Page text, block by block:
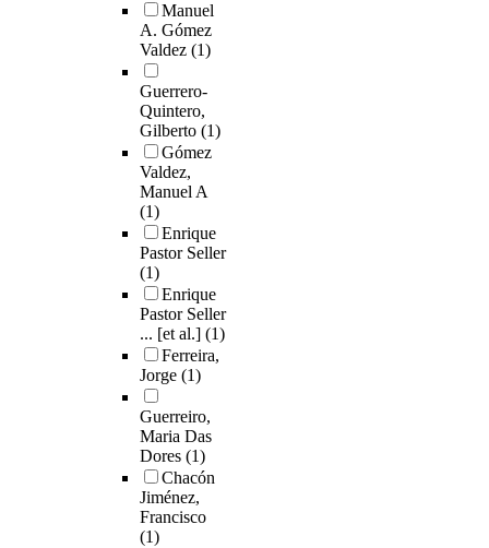
Manuel
A. Gómez
Valdez (1)
Guerrero-
Quintero,
Gilberto (1)
Gómez
Valdez,
Manuel A
(1)
Enrique
Pastor Seller
(1)
Enrique
Pastor Seller
... [et al.] (1)
Ferreira,
Jorge (1)
Guerreiro,
Maria Das
Dores (1)
Chacón
Jiménez,
Francisco
(1)